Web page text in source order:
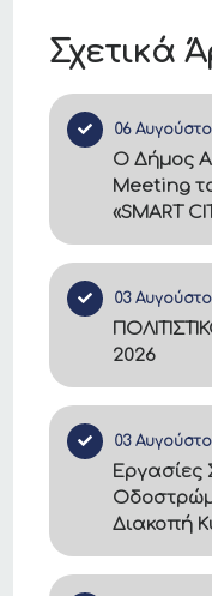
Σχετικά
06
Ο Δήμος
Meeting
«SMART
03
2026
03
Εργασίες
Διακοπή